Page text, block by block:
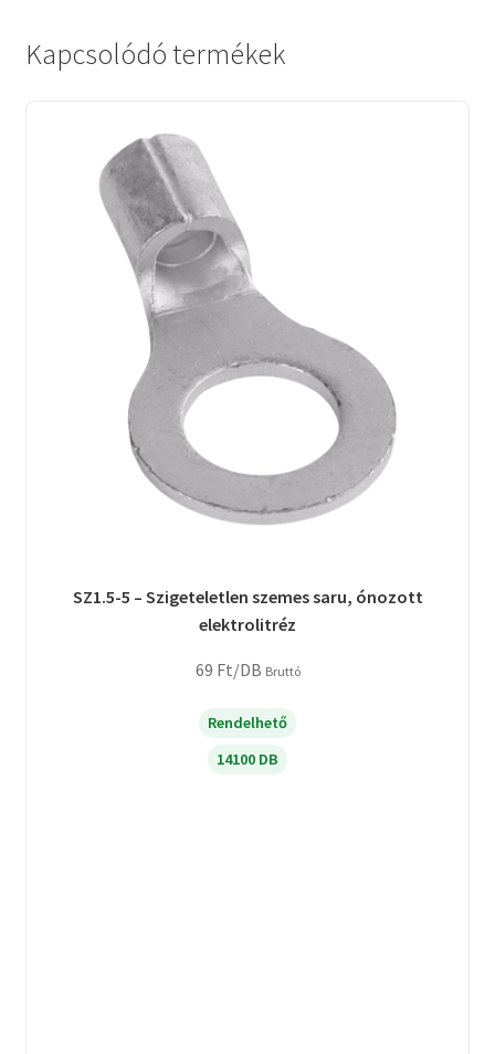
Kapcsolódó termékek
SZ1.5-5 – Szigeteletlen szemes saru, ónozott
elektrolitréz
69 Ft/DB Bruttó
Rendelhető
14100 DB